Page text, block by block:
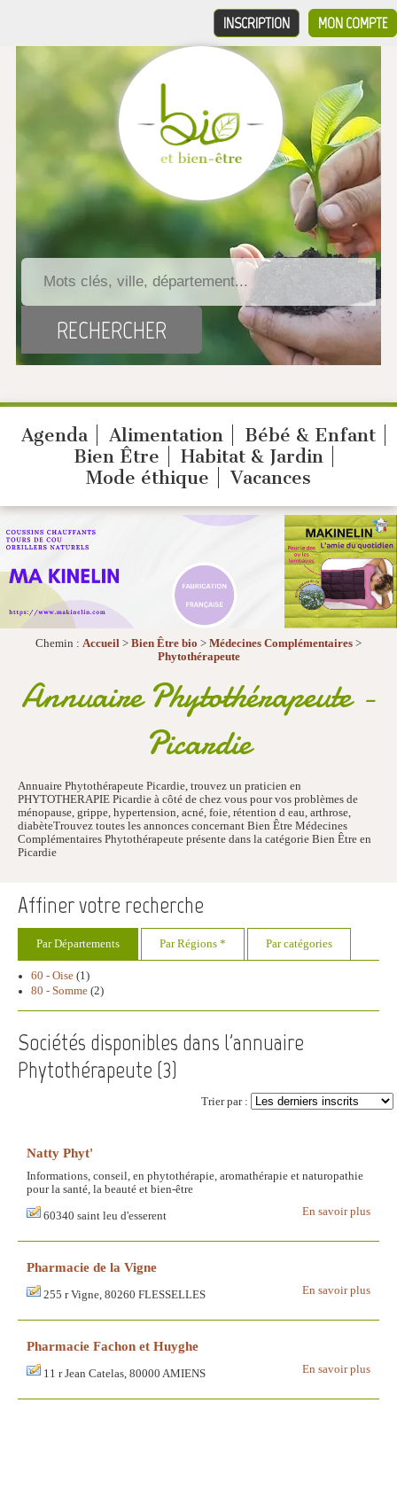
MON COMPTE
INSCRIPTION
Agenda Alimentation
Bébé & Enfant
Bien Être
Habitat & Jardin
Mode éthique
Vacances
Chemin : Accueil > Bien Être bio > Médecines Complémentaires >
Phytothérapeute
Annuaire Phytothérapeute -
Picardie
Annuaire Phytothérapeute Picardie, trouvez un praticien en
PHYTOTHERAPIE Picardie à côté de chez vous pour vos problèmes de
ménopause, grippe, hypertension, acné, foie, rétention d eau, arthrose,
diabèteTrouvez toutes les annonces concernant Bien Être Médecines
Complémentaires Phytothérapeute présente dans la catégorie Bien Être en
Picardie
Affiner votre recherche
Par Départements Par Régions * Par catégories
60 - Oise (1)
80 - Somme (2)
Sociétés disponibles dans l'annuaire
Phytothérapeute (3)
Trier par :
Natty Phyt'
Informations, conseil, en phytothérapie, aromathérapie et naturopathie
pour la santé, la beauté et bien-être
En savoir plus
60340 saint leu d'esserent
Pharmacie de la Vigne
En savoir plus
255 r Vigne, 80260 FLESSELLES
Pharmacie Fachon et Huyghe
En savoir plus
11 r Jean Catelas, 80000 AMIENS